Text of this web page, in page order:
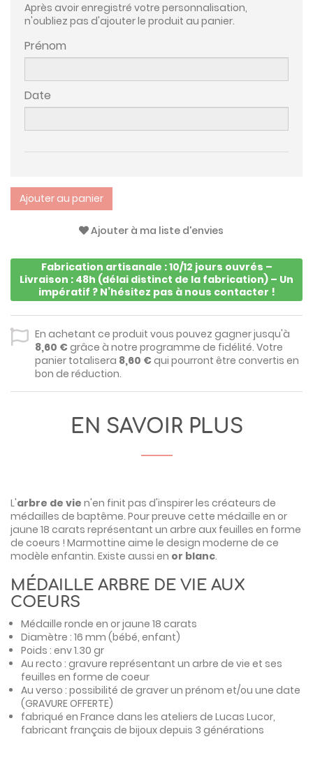
Après avoir enregistré votre personnalisation,
n'oubliez pas d'ajouter le produit au panier.
Prénom
Date
Ajouter au panier
Ajouter à ma liste d'envies
Fabrication artisanale : 10/12 jours ouvrés –
Livraison : 48h (délai distinct de la fabrication) – Un
impératif ? N’hésitez pas à nous contacter !
En achetant ce produit vous pouvez gagner jusqu'à
8,60 €grâce à notre programme de fidélité. Votre
panier totalisera 8,60 €qui pourront être convertis en
bon de réduction.
EN SAVOIR PLUS
L'arbre de vie n'en finit pas d'inspirer les créateurs de
médailles de baptême. Pour preuve cette médaille en or
jaune 18 carats représentant un arbre aux feuilles en forme
de coeurs ! Marmottine aime le design moderne de ce
modèle enfantin. Existe aussi en or blanc.
MÉDAILLE ARBRE DE VIE AUX
COEURS
Médaille ronde en or jaune 18 carats
Diamètre : 16 mm (bébé, enfant)
Poids : env 1.30 gr
Au recto : gravure représentant un arbre de vie et ses
feuilles en forme de coeur
Au verso : possibilité de graver un prénom et/ou une date
(GRAVURE OFFERTE)
fabriqué en France dans les ateliers de Lucas Lucor,
fabricant français de bijoux depuis 3 générations